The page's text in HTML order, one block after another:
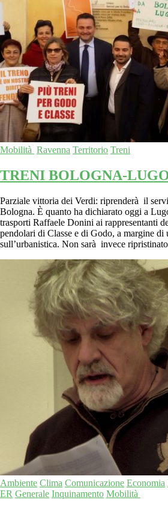
Mobilità Ravenna Territorio Treni
TRENI BOLOGNA-
Parziale vittoria dei Verdi: riprenderà il
Bologna. È quanto ha dichiarato oggi a
trasporti Raffaele Donini ai rappresentanti
pendolari di Classe e di Godo, a margine di
sull’urbanistica. Non sarà invece
Ambiente Clima Comunicazione Economia
ER Generale Inquinamento Mobilità